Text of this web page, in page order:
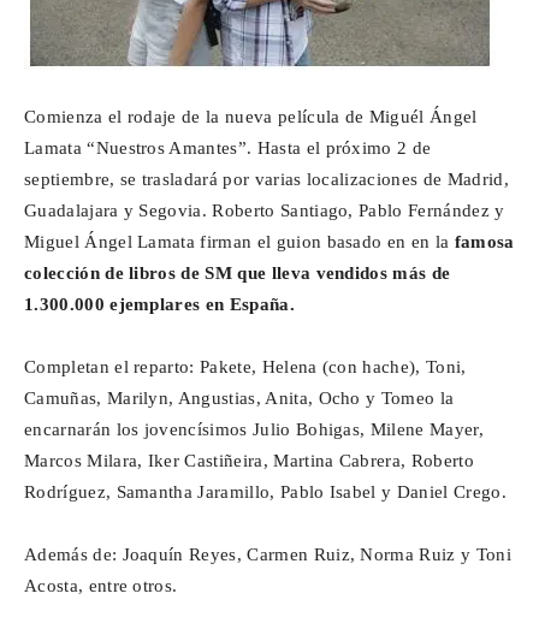
Comienza el rodaje de la nueva película de Miguél Ángel
Lamata “Nuestros Amantes”. Hasta el próximo 2 de
septiembre, se trasladará por varias localizaciones de Madrid,
Guadalajara y Segovia. Roberto Santiago, Pablo Fernández y
Miguel Ángel Lamata firman el guion basado en en la famosa
colección de libros de SM que lleva vendidos más de
1.300.000 ejemplares en España.
Completan el reparto: Pakete, Helena (con hache), Toni,
Camuñas, Marilyn, Angustias, Anita, Ocho y Tomeo la
encarnarán los jovencísimos Julio Bohigas, Milene Mayer,
Marcos Milara, Iker Castiñeira, Martina Cabrera, Roberto
Rodríguez, Samantha Jaramillo, Pablo Isabel y Daniel Crego.
Además de: Joaquín Reyes, Carmen Ruiz, Norma Ruiz y Toni
Acosta, entre otros.